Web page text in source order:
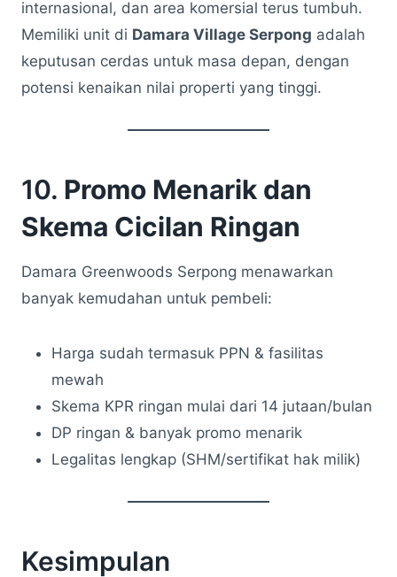
internasional, dan area komersial terus tumbuh.
Memiliki unit di Damara Village Serpong adalah
keputusan cerdas untuk masa depan, dengan
potensi kenaikan nilai properti yang tinggi.
10. Promo Menarik dan
Skema Cicilan Ringan
Damara Greenwoods Serpong menawarkan
banyak kemudahan untuk pembeli:
Harga sudah termasuk PPN & fasilitas
mewah
Skema KPR ringan mulai dari 14 jutaan/bulan
DP ringan & banyak promo menarik
Legalitas lengkap (SHM/sertifikat hak milik)
Kesimpulan